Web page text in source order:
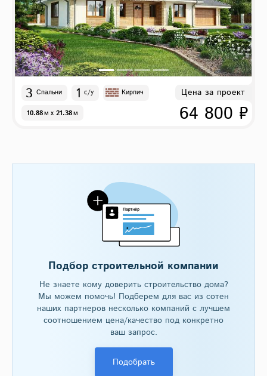
3 Спальни 1 с/у Кирпич
10.88м x 21.38м
Цена за проект
64 800 ₽
Подбор строительной компании
Не знаете кому доверить строительство дома?
Мы можем помочь! Подберем для вас из сотен
наших партнеров несколько компаний с лучшем
соотношением цена/качество под конкретно
ваш запрос.
Подобрать